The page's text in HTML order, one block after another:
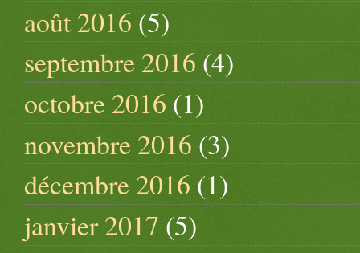
août 2016 (5)
septembre 2016 (4)
octobre 2016 (1)
novembre 2016 (3)
décembre 2016 (1)
janvier 2017 (5)